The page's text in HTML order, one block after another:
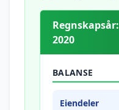
Regnskapsår:
2020
BALANSE
Eiendeler